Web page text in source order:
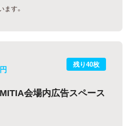
す。
残り40枚
円
会場内広告スペース